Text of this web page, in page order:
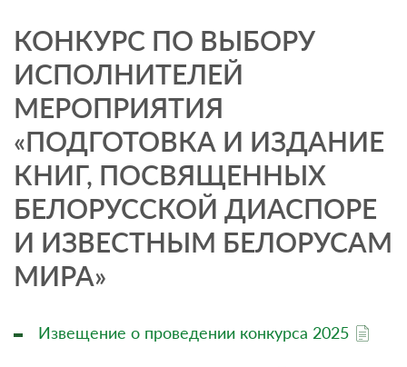
КОНКУРС ПО ВЫБОРУ
ИСПОЛНИТЕЛЕЙ
МЕРОПРИЯТИЯ
«ПОДГОТОВКА И ИЗДАНИЕ
КНИГ, ПОСВЯЩЕННЫХ
БЕЛОРУССКОЙ ДИАСПОРЕ
И ИЗВЕСТНЫМ БЕЛОРУСАМ
МИРА»
Извещение о проведении конкурса 2025